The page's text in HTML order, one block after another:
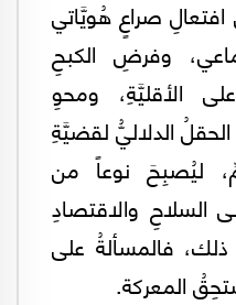
افتعالِ صراعٍ هُويَّاتي
وفرضِ الكبحِ
الأقليَّةِ، ومحوِ
الدلاليُّ لقضيَّةِ
ليُصبِحَ نوعاً من
السلاحِ والاقتصادِ
فالمسألةُ على
المعركة.